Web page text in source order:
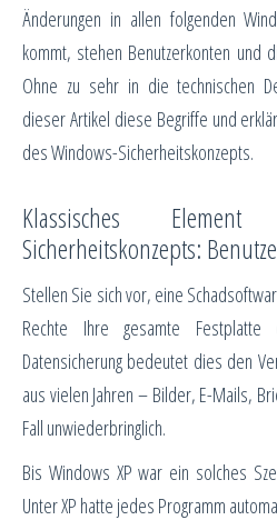
Änderungen in allen folgenden
kommt, stehen Benutzerkonten und
Ohne zu sehr in die technischen
dieser Artikel diese Begriffe und
des Windows-Sicherheitskonzepts.
Klassisches
Sicherheitskonzepts:
Stellen Sie sich vor, eine
Rechte Ihre gesamte
Datensicherung bedeutet dies den
aus vielen Jahren – Bilder, E-Mails,
Fall unwiederbringlich.
Bis Windows XP war ein solches
Unter XP hatte jedes Programm